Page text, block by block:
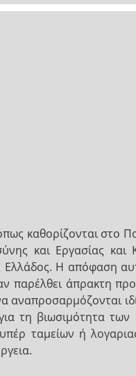
καθορίζονται στο
και Εργασίας και
Η απόφαση
παρέλθει άπρακτη
αναπροσαρμόζονται
τη βιωσιμότητα
ταμείων ή